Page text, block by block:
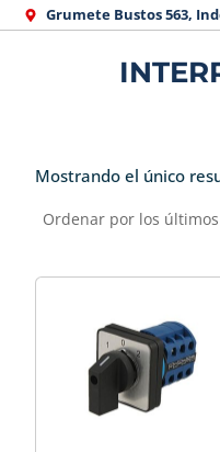
Grumete Bustos 563,
Mostrando el único